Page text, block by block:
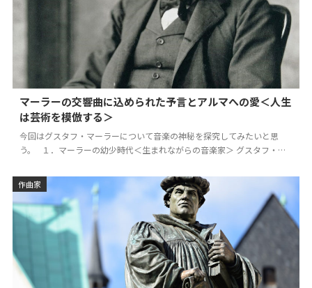
マーラーの交響曲に込められた予言とアルマへの愛＜人生
は芸術を模倣する＞
今回はグスタフ・マーラーについて音楽の神秘を探究してみたいと思
う。 １．マーラーの幼少時代＜生まれながらの音楽家＞ グスタフ・マ
作曲家